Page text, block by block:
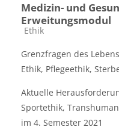
Medizin- und
Erweitungsmodul
Kategorija predmeta
Ethik
Grenzfragen des
Ethik, Pflegeethik,
Aktuelle
Sportethik,
im 4. Semester 2021